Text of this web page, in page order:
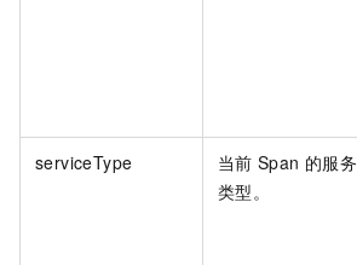
serviceType 当前 Span 的服务
类型。